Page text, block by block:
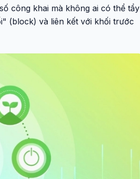
công khai mà không ai có thể tẩy
(block) và liên kết với khối trước